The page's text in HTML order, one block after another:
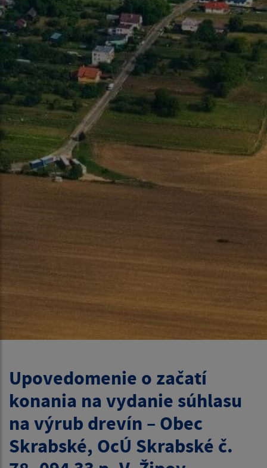
Upovedomenie o začatí
konania na vydanie súhlasu
na výrub drevín – Obec
Skrabské, OcÚ Skrabské č.